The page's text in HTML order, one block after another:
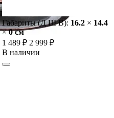
Габариты (Д Ш В): 16.2 × 14.4
×0 cм
1 489 ₽ 2 999 ₽
В наличии